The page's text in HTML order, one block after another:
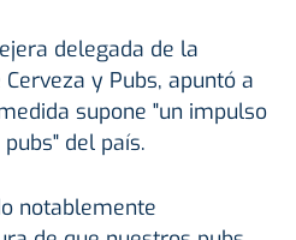
delegada de la
y Pubs, apuntó a
supone "un impulso
del país.
notablemente